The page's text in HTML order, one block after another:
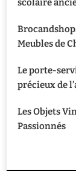
scolaire
Meubles de
Le porte-
précieux de
Les Objets
Passionnés